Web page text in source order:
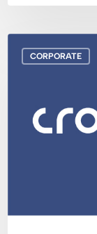
CORPORATE
notre
2030 »